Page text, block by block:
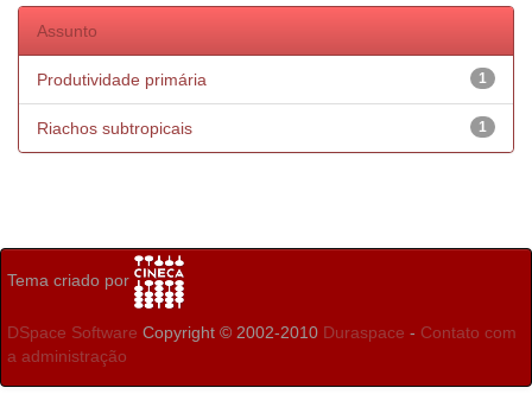
Assunto
1
Produtividade primária
1
Riachos subtropicais
Tema criado por
DSpace Software Copyright © 2002-2010 Duraspace - Contato com
a administração